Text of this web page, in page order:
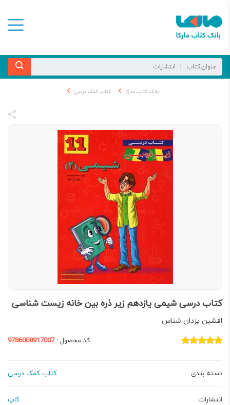
بانک کتاب مارکا کتاب کمک درسی
کتاب درسی شیمی یازدهم زیر ذره بین خانه زیست شناسی
افشین یزدان شناس
کد محصول :9786008917007
دسته بندی کتاب کمک درسی
انتشارات کاپ